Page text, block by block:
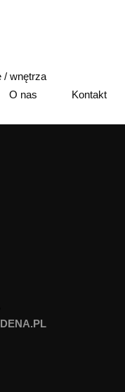
/ wnętrza
O nas Kontakt